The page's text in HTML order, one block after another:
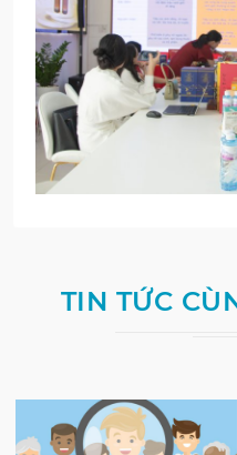
TIN TỨC